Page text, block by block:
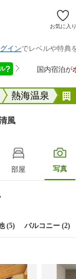
お気に入り
熱海温泉
風
部屋 写真
(5) バルコニー (2)